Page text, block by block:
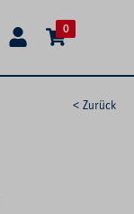
0
< Zurück